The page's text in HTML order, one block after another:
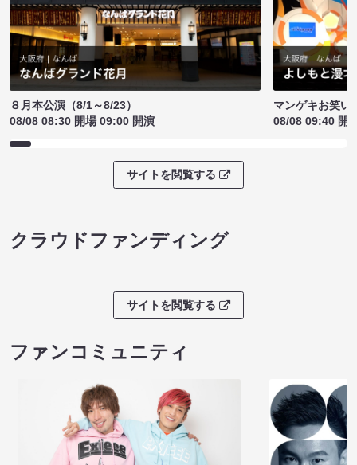
８月本公演（8/1～8/23）
08/08 08:30 開場 09:00 開演
マンゲキお笑い
08/08 09:40 開
サイトを閲覧する
クラウドファンディング
サイトを閲覧する
ファンコミュニティ